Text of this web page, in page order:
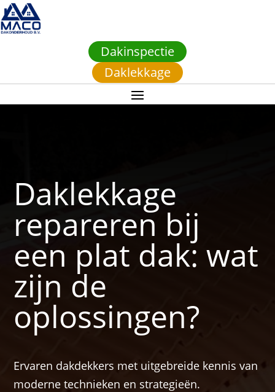
Dakinspectie
Daklekkage
Daklekkage
repareren bij
een plat dak: wat
zijn de
oplossingen?
Ervaren dakdekkers met uitgebreide kennis van
moderne technieken en strategieën.